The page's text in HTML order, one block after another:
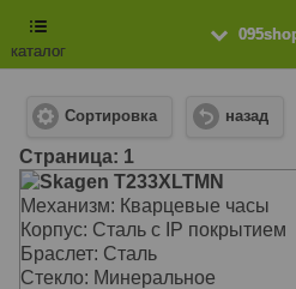
каталог
Сортировка назад
Cтраница: 1
Skagen T233XLTMN
Механизм: Кварцевые часы
Корпус: Сталь с IP покрытием
Браслет: Сталь
Стекло: Минеральное